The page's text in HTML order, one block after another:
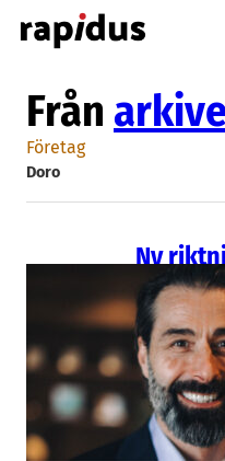
Hoppa
till
Från
Företag
Doro
Ny
Telekom
Doro
Doro, som
riktning.
Krznaric
större